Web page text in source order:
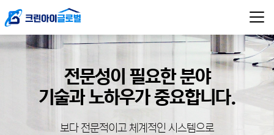
전문성이 필요한 분야
기술과 노하우가 중요합니다.
보다 전문적이고 체계적인 시스템으로